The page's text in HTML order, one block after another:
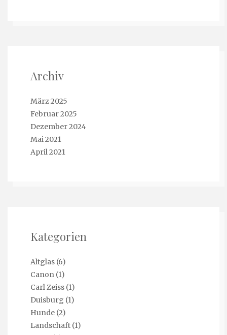
Archiv
März 2025
Februar 2025
Dezember 2024
Mai 2021
April 2021
Kategorien
Altglas (6)
Canon (1)
Carl Zeiss (1)
Duisburg (1)
Hunde (2)
Landschaft (1)